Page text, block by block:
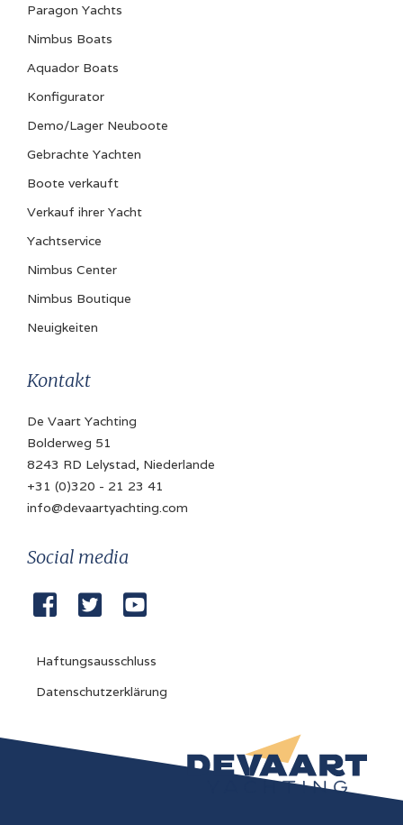
Paragon Yachts
Nimbus Boats
Aquador Boats
Konfigurator
Demo/Lager Neuboote
Gebrachte Yachten
Boote verkauft
Verkauf ihrer Yacht
Yachtservice
Nimbus Center
Nimbus Boutique
Neuigkeiten
Kontakt
De Vaart Yachting
Bolderweg 51
8243 RD Lelystad, Niederlande
+31 (0)320 - 21 23 41
info@devaartyachting.com
Social media
  
Haftungsausschluss
Datenschutzerklärung